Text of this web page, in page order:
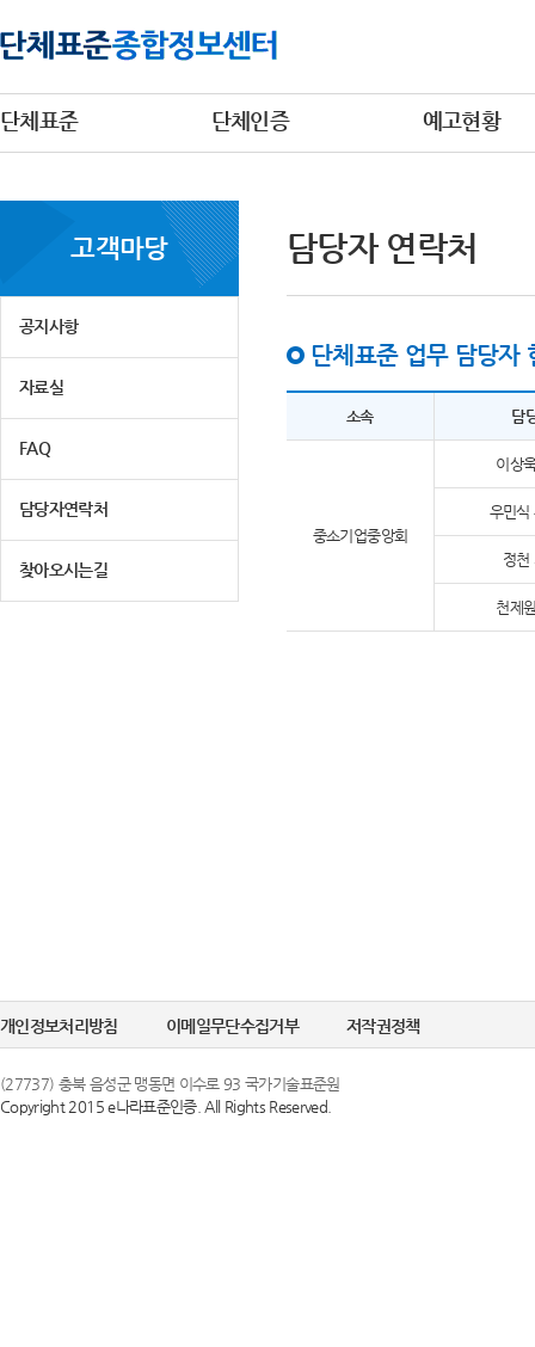
단체표준 단체인증 예고현황
고객마당
공지사항
자료실
FAQ
담당자연락처
찾아오시는길
담당자 연락처
단체표준 업무 담당자
소속 담
중소기업중앙회
이상
우민식
정천
천제
개인정보처리방침 이메일무단수집거부 저작권정책
(27737) 충북 음성군 맹동면 이수로 93 국가기술표준원
Copyright 2015 e나라표준인증. All Rights Reserved.